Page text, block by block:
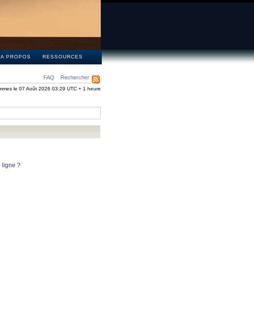
A PROPOS RESSOURCES
FAQ Rechercher
le 07 Août 2026 03:29 UTC + 1 heure
ligne ?